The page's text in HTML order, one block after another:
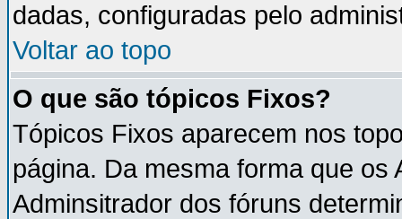
dadas, configuradas pelo
Voltar ao topo
O que são tópicos Fixos?
Tópicos Fixos aparecem nos
página. Da mesma forma que os
Adminsitrador dos fóruns